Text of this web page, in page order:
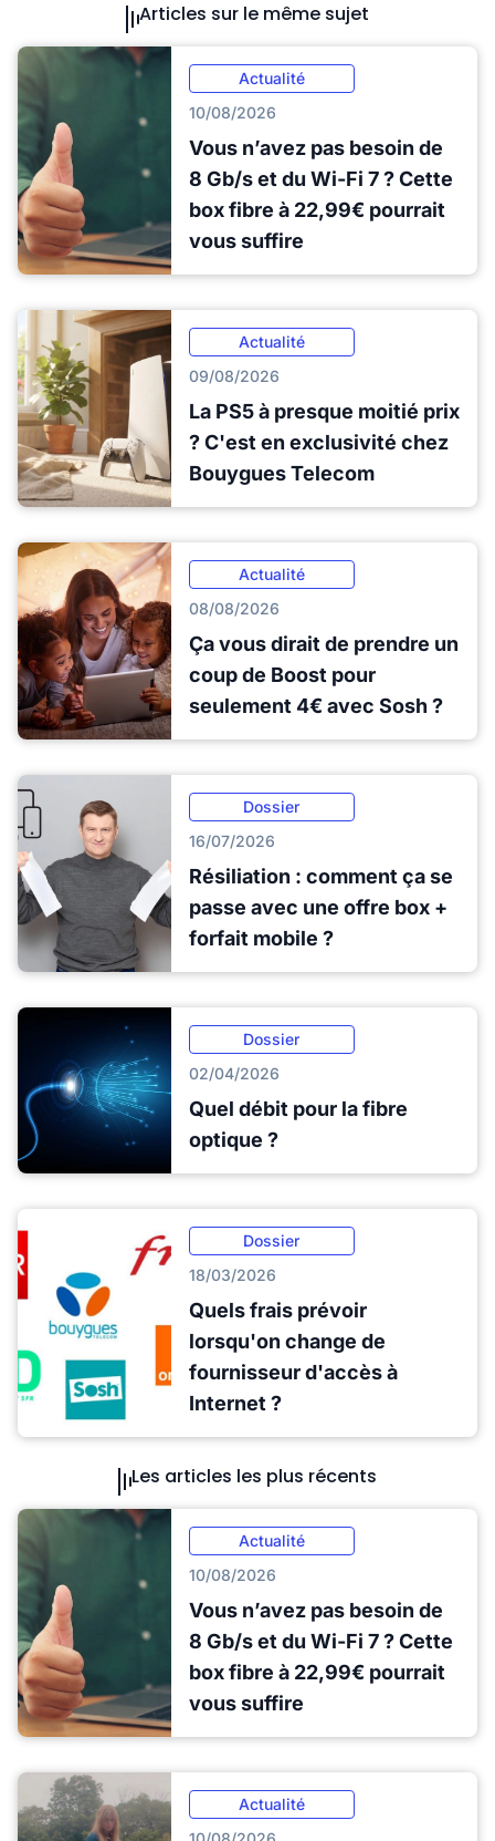
Articles sur le même sujet
Actualité
10/08/2026
Vous n’avez pas besoin de
8 Gb/s et du Wi-Fi 7 ? Cette
box fibre à 22,99€ pourrait
vous suffire
Actualité
09/08/2026
La PS5 à presque moitié prix
? C'est en exclusivité chez
Bouygues Telecom
Actualité
08/08/2026
Ça vous dirait de prendre un
coup de Boost pour
seulement 4€ avec Sosh ?
Dossier
16/07/2026
Résiliation : comment ça se
passe avec une offre box +
forfait mobile ?
Dossier
02/04/2026
Quel débit pour la fibre
optique ?
Dossier
18/03/2026
Quels frais prévoir
lorsqu'on change de
fournisseur d'accès à
Internet ?
Les articles les plus récents
Actualité
10/08/2026
Vous n’avez pas besoin de
8 Gb/s et du Wi-Fi 7 ? Cette
box fibre à 22,99€ pourrait
vous suffire
Actualité